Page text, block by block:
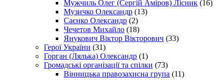
Мужчиль Олег (Сергій Аміров) Лісник (16)
Музичко Олександр (13)
Саєнко Олександр (2)
Чечетов Михайло (18)
Янукович Віктор Вікторович (33)
Герої України (31)
Горган (Лялька) Олександр (1)
Громадські організації та спілки (73)
Вінницька правозахисна група (11)